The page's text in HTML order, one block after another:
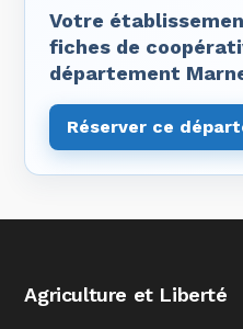
Votre
fiches de
département
Réserver ce
Agriculture et Liberté